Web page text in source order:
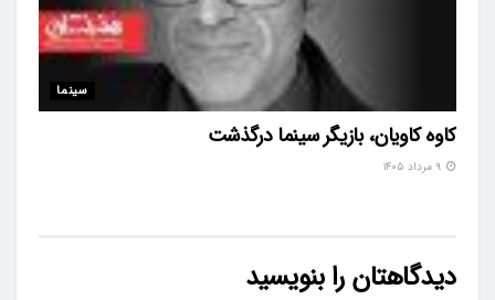
سینما
کاوه کاویان، بازیگر سینما درگذشت
دیدگاهتان را بنویسید